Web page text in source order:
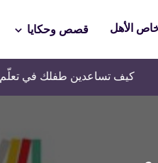
الأهل قصص وحكايا
طفلك في تعلّم اللغة باكرًا